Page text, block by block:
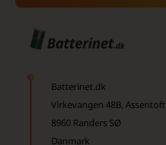
Batterinet.dk
Virkevangen 48B, Assentoft
8960 Randers SØ
Danmark